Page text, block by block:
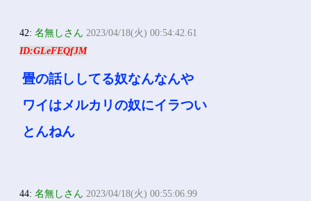
42:名無しさん 2023/04/18(火) 00:54:42.61
ID:GLeFEQfJM
畳の話ししてる奴なんなんや
ワイはメルカリの奴にイラつい
とんねん
44:名無しさん 2023/04/18(火) 00:55:06.99